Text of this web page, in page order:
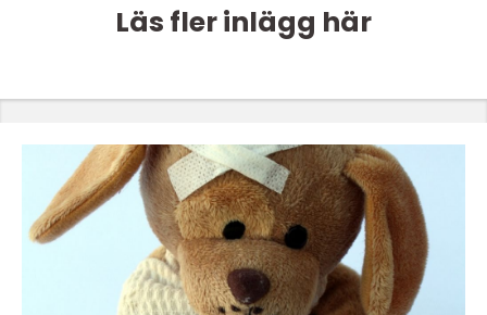
Läs fler inlägg här